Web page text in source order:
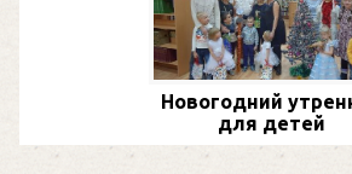
Новогодний
для детей